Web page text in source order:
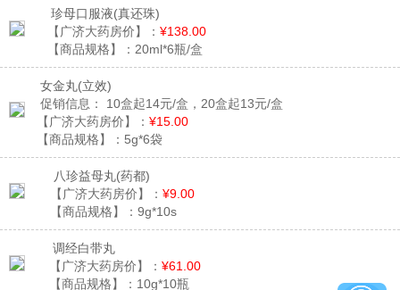
珍母口服液(真还珠)
【广济大药房价】： ¥138.00
【商品规格】： 20ml*6瓶/盒
女金丸(立效)
促销信息：
10盒起14元/盒，20盒起13元/盒
【广济大药房价】： ¥15.00
【商品规格】： 5g*6袋
八珍益母丸(药都)
【广济大药房价】： ¥9.00
【商品规格】： 9g*10s
调经白带丸
【广济大药房价】： ¥61.00
【商品规格】： 10g*10瓶